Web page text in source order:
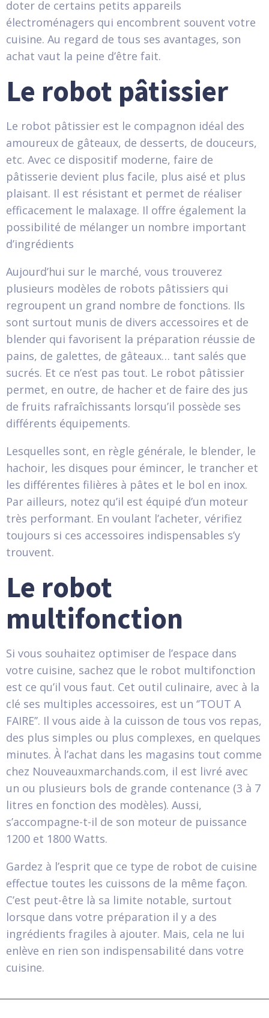
doter de certains petits appareils
électroménagers qui encombrent souvent votre
cuisine. Au regard de tous ses avantages, son
achat vaut la peine d’être fait.
Le robot pâtissier
Le robot pâtissier est le compagnon idéal des
amoureux de gâteaux, de desserts, de douceurs,
etc. Avec ce dispositif moderne, faire de
pâtisserie devient plus facile, plus aisé et plus
plaisant. Il est résistant et permet de réaliser
efficacement le malaxage. Il offre également la
possibilité de mélanger un nombre important
d’ingrédients
Aujourd’hui sur le marché, vous trouverez
plusieurs modèles de robots pâtissiers qui
regroupent un grand nombre de fonctions. Ils
sont surtout munis de divers accessoires et de
blender qui favorisent la préparation réussie de
pains, de galettes, de gâteaux… tant salés que
sucrés. Et ce n’est pas tout. Le robot pâtissier
permet, en outre, de hacher et de faire des jus
de fruits rafraîchissants lorsqu’il possède ses
différents équipements.
Lesquelles sont, en règle générale, le blender, le
hachoir, les disques pour émincer, le trancher et
les différentes filières à pâtes et le bol en inox.
Par ailleurs, notez qu’il est équipé d’un moteur
très performant. En voulant l’acheter, vérifiez
toujours si ces accessoires indispensables s’y
trouvent.
Le robot
multifonction
Si vous souhaitez optimiser de l’espace dans
votre cuisine, sachez que le robot multifonction
est ce qu’il vous faut. Cet outil culinaire, avec à la
clé ses multiples accessoires, est un ‘’TOUT A
FAIRE’’. Il vous aide à la cuisson de tous vos repas,
des plus simples ou plus complexes, en quelques
minutes. À l’achat dans les magasins tout comme
chez Nouveauxmarchands.com, il est livré avec
un ou plusieurs bols de grande contenance (3 à 7
litres en fonction des modèles). Aussi,
s’accompagne-t-il de son moteur de puissance
1200 et 1800 Watts.
Gardez à l’esprit que ce type de robot de cuisine
effectue toutes les cuissons de la même façon.
C’est peut-être là sa limite notable, surtout
lorsque dans votre préparation il y a des
ingrédients fragiles à ajouter. Mais, cela ne lui
enlève en rien son indispensabilité dans votre
cuisine.